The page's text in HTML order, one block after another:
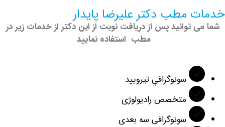
مطب دکتر علیرضا پایدار
توانید پس از دریافت نوبت از این دکتر از خدمات زیر در
مطب استفاده نمایید
سونوگرافي تيروييد
متخصص رادیولوژی
سونوگرافی سه بعدی